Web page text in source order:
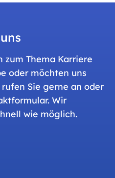
zum Thema Karriere
oder möchten uns
Sie gerne an oder
Wir
wie möglich.